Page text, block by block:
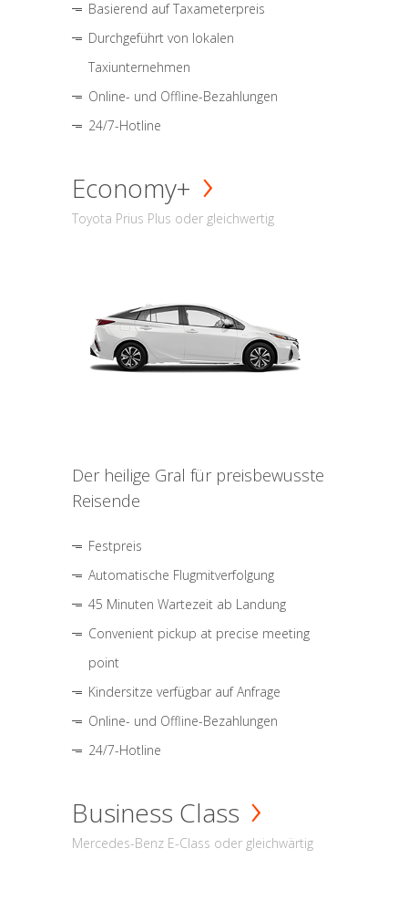
Basierend auf Taxameterpreis
Durchgeführt von lokalen
Taxiunternehmen
Online- und Offline-Bezahlungen
24/7-Hotline
Economy+
Toyota Prius Plus oder gleichwertig
Der heilige Gral für preisbewusste
Reisende
Festpreis
Automatische Flugmitverfolgung
45 Minuten Wartezeit ab Landung
Convenient pickup at precise meeting
point
Kindersitze verfügbar auf Anfrage
Online- und Offline-Bezahlungen
24/7-Hotline
Business Class
Mercedes-Benz E-Class oder gleichwärtig